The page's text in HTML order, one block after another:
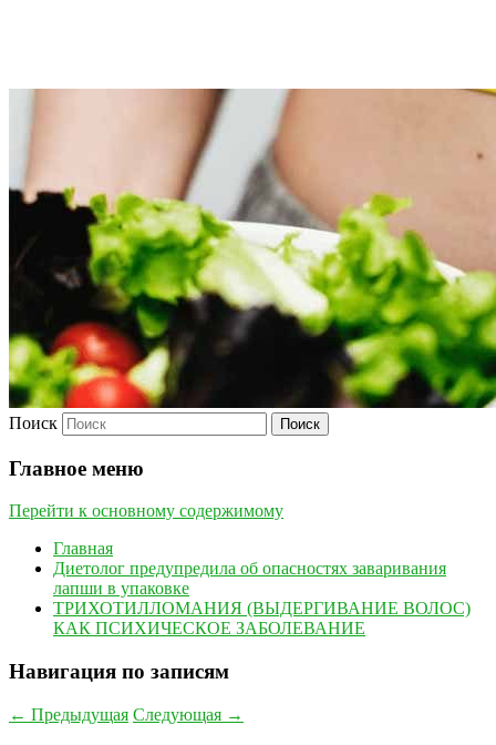
Поиск
Главное меню
Перейти к основному содержимому
Главная
Диетолог предупредила об опасностях заваривания
лапши в упаковке
ТРИХОТИЛЛОМАНИЯ (ВЫДЕРГИВАНИЕ ВОЛОС)
КАК ПСИХИЧЕСКОЕ ЗАБОЛЕВАНИЕ
Навигация по записям
← Предыдущая Следующая →